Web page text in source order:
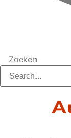
Zoeken